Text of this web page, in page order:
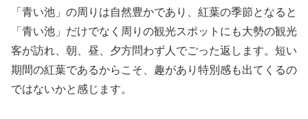
「青い池」の周りは自然豊かであり、紅葉の季節となると
「青い池」だけでなく周りの観光スポットにも大勢の観光
客が訪れ、朝、昼、夕方問わず人でごった返します。短い
期間の紅葉であるからこそ、趣があり特別感も出てくるの
ではないかと感じます。